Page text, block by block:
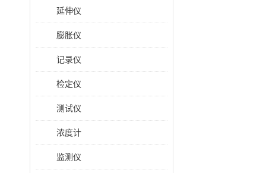
延伸仪
膨胀仪
记录仪
检定仪
测试仪
浓度计
监测仪